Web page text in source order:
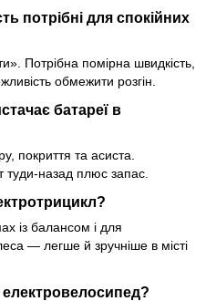
потрібні для спокійних
Потрібна помірна швидкість,
обмежити розгін.
батареї в
покриття та асиста.
назад плюс запас.
із балансом і для
— легше й зручніше в місті